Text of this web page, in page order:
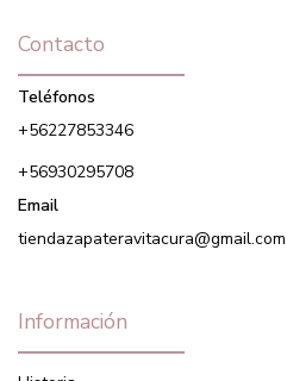
Contacto
Teléfonos
+56227853346
+56930295708
Email
tiendazapateravitacura@gmail.com
Información